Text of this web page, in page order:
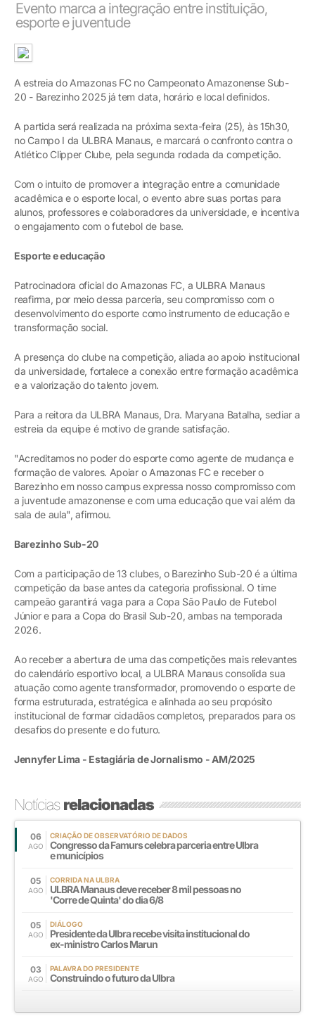
Evento marca a integração entre instituição,
esporte e juventude
A estreia do Amazonas FC no Campeonato Amazonense Sub-
20 - Barezinho 2025 já tem data, horário e local definidos.
A partida será realizada na próxima sexta-feira (25), às 15h30,
no Campo I da ULBRA Manaus, e marcará o confronto contra o
Atlético Clipper Clube, pela segunda rodada da competição.
Com o intuito de promover a integração entre a comunidade
acadêmica e o esporte local, o evento abre suas portas para
alunos, professores e colaboradores da universidade, e incentiva
o engajamento com o futebol de base.
Esporte e educação
Patrocinadora oficial do Amazonas FC, a ULBRA Manaus
reafirma, por meio dessa parceria, seu compromisso com o
desenvolvimento do esporte como instrumento de educação e
transformação social.
A presença do clube na competição, aliada ao apoio institucional
da universidade, fortalece a conexão entre formação acadêmica
e a valorização do talento jovem.
Para a reitora da ULBRA Manaus, Dra. Maryana Batalha, sediar a
estreia da equipe é motivo de grande satisfação.
"Acreditamos no poder do esporte como agente de mudança e
formação de valores. Apoiar o Amazonas FC e receber o
Barezinho em nosso campus expressa nosso compromisso com
a juventude amazonense e com uma educação que vai além da
sala de aula", afirmou.
Barezinho Sub-20
Com a participação de 13 clubes, o Barezinho Sub-20 é a última
competição da base antes da categoria profissional. O time
campeão garantirá vaga para a Copa São Paulo de Futebol
Júnior e para a Copa do Brasil Sub-20, ambas na temporada
2026.
Ao receber a abertura de uma das competições mais relevantes
do calendário esportivo local, a ULBRA Manaus consolida sua
atuação como agente transformador, promovendo o esporte de
forma estruturada, estratégica e alinhada ao seu propósito
institucional de formar cidadãos completos, preparados para os
desafios do presente e do futuro.
Jennyfer Lima - Estagiária de Jornalismo - AM/2025
Notíciasrelacionadas
06
AGO
CRIAÇÃO DE OBSERVATÓRIO DE DADOS
Congresso da Famurs celebra parceria entre Ulbra
e municípios
05
AGO
CORRIDA NA ULBRA
ULBRA Manaus deve receber 8 mil pessoas no
'Corre de Quinta' do dia 6/8
05
AGO
DIÁLOGO
Presidente da Ulbra recebe visita institucional do
ex-ministro Carlos Marun
03
AGO
PALAVRA DO PRESIDENTE
Construindo o futuro da Ulbra